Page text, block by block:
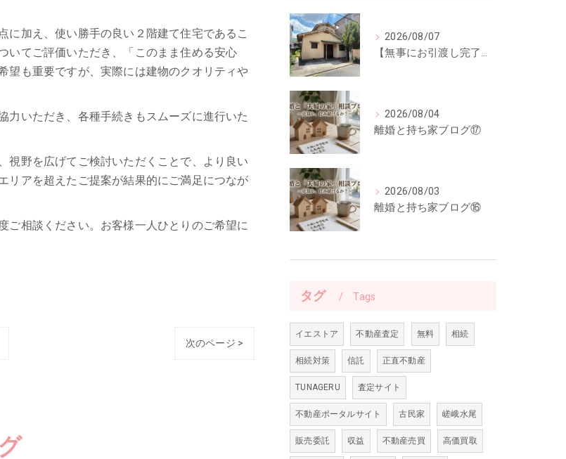
に加え、使い勝手の良い２階建て住宅であるこ
いてご評価いただき、「このまま住める安心
望も重要ですが、実際には建物のクオリティや
力いただき、各種手続きもスムーズに進行いた
視野を広げてご検討いただくことで、より良い
リアを超えたご提案が結果的にご満足につなが
ご相談ください。お客様一人ひとりのご希望に
次のページ >
2026/08/07
【無事にお引渡し完了】「ご縁に感謝。」前回ご紹介した中古一戸建てのお引渡しが終了しました
2026/08/04
離婚と持ち家ブログ⑰
2026/08/03
離婚と持ち家ブログ⑯
タグ Tags
イエストア 不動産査定 無料 相続
相続対策 信託 正直不動産
TUNAGERU 査定サイト
不動産ポータルサイト 古民家 嵯峨水尾
販売委託 収益 不動産売買 高価買取